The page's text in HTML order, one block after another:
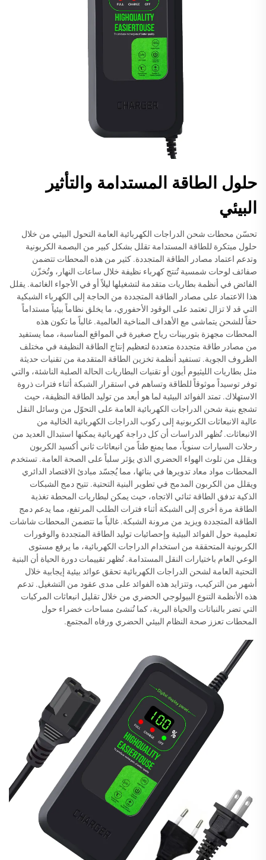
حلول الطاقة المستدامة والتأثير
البيئي
تحسّن محطات شحن الدراجات الكهربائية العامة التحول البيئي من خلال
حلول مبتكرة للطاقة المستدامة تقلل بشكل كبير من البصمة الكربونية
وتدعم اعتماد مصادر الطاقة المتجددة. كثير من هذه المحطات تتضمن
صفائف لوحات شمسية تُنتج كهرباء نظيفة خلال ساعات النهار، وتُخزّن
الفائض في أنظمة بطاريات متقدمة لتشغيلها ليلاً أو في الأجواء الغائمة. يقلل
هذا الاعتماد على مصادر الطاقة المتجددة من الحاجة إلى الكهرباء الشبكية
التي قد لا تزال تعتمد على الوقود الأحفوري، ما يخلق نظاماً بيئياً مستداماً
حقاً للشحن يتماشى مع الأهداف المناخية العالمية. غالباً ما تكون هذه
المحطات مجهزة بتوربينات رياح صغيرة في المواقع المناسبة، مما يستفيد
من مصادر طاقة متجددة متعددة لتعظيم إنتاج الطاقة النظيفة في مختلف
الظروف الجوية. تستفيد أنظمة تخزين الطاقة المتقدمة من تقنيات حديثة
مثل بطاريات الليثيوم أيون أو تقنيات البطاريات الحالة الصلبة الناشئة، والتي
توفر توسيداً موثوقاً للطاقة وتساهم في استقرار الشبكة أثناء فترات ذروة
الاستهلاك. تمتد الفوائد البيئية لما هو أبعد من توليد الطاقة النظيفة، حيث
تشجع بنية شحن الدراجات الكهربائية العامة على التحوّل من وسائل النقل
عالية الانبعاثات الكربونية إلى ركوب الدراجات الكهربائية الخالية من
الانبعاثات. تُظهر الدراسات أن كل دراجة كهربائية يمكنها استبدال العديد من
رحلات السيارات سنوياً، مما يمنع طناً من انبعاثات ثاني أكسيد الكربون
ويقلل من تلوث الهواء الحضري الذي يؤثر سلباً على الصحة العامة. تستخدم
المحطات مواد معاد تدويرها في بنائها، مما يُجسّد مبادئ الاقتصاد الدائري
ويقلل من الكربون المدمج في تطوير البنية التحتية. تتيح دمج الشبكات
الذكية تدفق الطاقة ثنائي الاتجاه، حيث يمكن لبطاريات المحطة تغذية
الطاقة مرة أخرى إلى الشبكة أثناء فترات الطلب المرتفع، مما يدعم دمج
الطاقة المتجددة ويزيد من مرونة الشبكة. غالباً ما تتضمن المحطات شاشات
تعليمية حول الفوائد البيئية وإحصائيات توليد الطاقة المتجددة والوفورات
الكربونية المتحققة من استخدام الدراجات الكهربائية، ما يرفع مستوى
الوعي العام باختيارات النقل المستدامة. تُظهر تقييمات دورة الحياة أن البنية
التحتية العامة لشحن الدراجات الكهربائية تحقق عوائد بيئية إيجابية خلال
أشهر من التركيب، وتتزايد هذه الفوائد على مدى عقود من التشغيل. تدعم
هذه الأنظمة التنوع البيولوجي الحضري من خلال تقليل انبعاثات المركبات
التي تضر بالنباتات والحياة البرية، كما تُنشئ مساحات خضراء حول
المحطات تعزز صحة النظام البيئي الحضري ورفاه المجتمع.